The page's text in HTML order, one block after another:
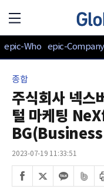
epic-Who epic-Company
종합
주식회사 넥스
털 마케팅
2023-07-19 11:33:51